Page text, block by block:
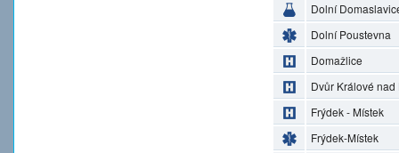
Dolní
Dolní Poustevna
Domažlice
Dvůr Králové nad
Frýdek - Místek
Frýdek-Místek